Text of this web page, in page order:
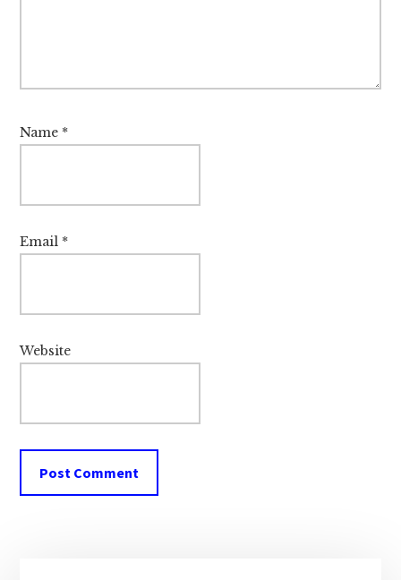
Name *
Email *
Website